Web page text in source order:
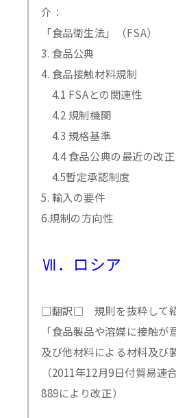
介：
「食品衛生法」（FSA）
3. 食品公典
4. 食品接触材料規制
4.1 FSAとの関連性
4.2 規制機関
4.3 規格基準
4.4 食品公典の最近の改
4.5暫定承認制度
5. 輸入の要件
6.規制の方向性
Ⅶ．ロシア
□翻訳□ 規則を抜粋して
「食品製品や溶媒に接触が
及び他材料による材料及び
（2011年12月9日付貿易連
889により改正）